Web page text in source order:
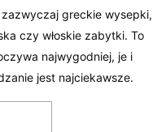
greckie wysepki,
czy włoskie zabytki. To
najwygodniej, je i
jest najciekawsze.